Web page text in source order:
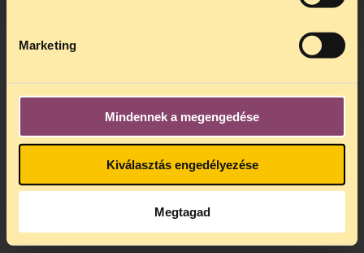
Marketing
Mindennek a megengedése
Kiválasztás engedélyezése
Megtagad